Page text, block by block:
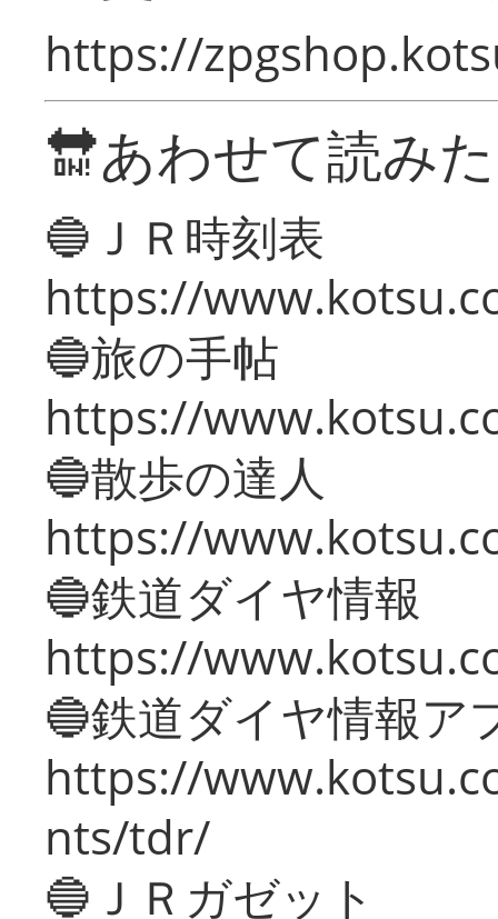
https://
🔛あわせて読み
🔵ＪＲ時刻表
https://
🔵旅の手帖
https://
🔵散歩の達人
https://
🔵鉄道ダイヤ情報
https://
🔵鉄道ダイヤ情報ア
https://
nts/tdr/
🔵ＪＲガゼット